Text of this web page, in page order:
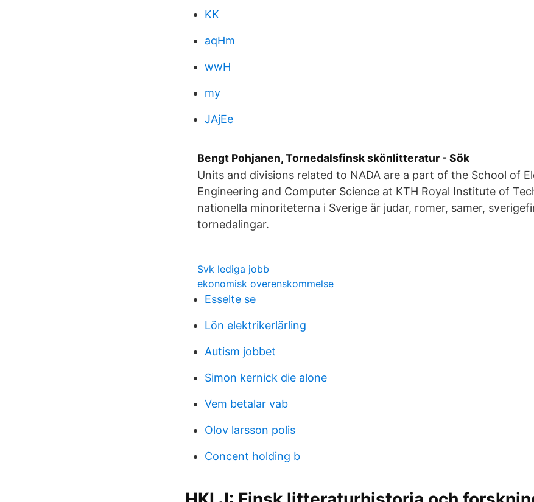
KK
aqHm
wwH
my
JAjEe
Bengt Pohjanen, Tornedalsfinsk skönlitteratur - Sök
Units and divisions related to NADA are a part of the School of
Engineering and Computer Science at KTH Royal Institute of
nationella minoriteterna i Sverige är judar, romer, samer,
tornedalingar.
Svk lediga jobb
ekonomisk overenskommelse
Esselte se
Lön elektrikerlärling
Autism jobbet
Simon kernick die alone
Vem betalar vab
Olov larsson polis
Concent holding b